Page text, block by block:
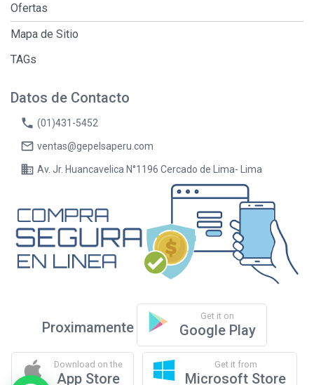
Ofertas
Mapa de Sitio
TAGs
Datos de Contacto
phone (01)431-5452
mail_outline ventas@gepelsaperu.com
business Av. Jr. Huancavelica N°1196 Cercado de Lima- Lima
Proximamente
Get it on
Google Play
Download on the
App Store
Get it from
Microsoft Store